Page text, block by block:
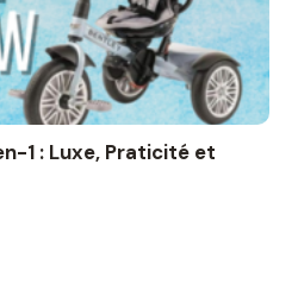
1 : Luxe, Praticité et